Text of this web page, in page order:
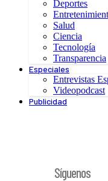
Deportes
Salud
Ciencia
Tecnología
Transparencia
Especiales
Entrevistas
Videopodcast
Publicidad
Síguenos